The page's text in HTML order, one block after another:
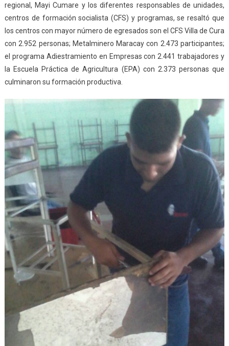
regional, Mayi Cumare y los diferentes responsables de unidades,
centros de formación socialista (CFS) y programas, se resaltó que
los centros con mayor número de egresados son el CFS Villa de Cura
con 2.952 personas; Metalminero Maracay con 2.473 participantes;
el programa Adiestramiento en Empresas con 2.441 trabajadores y
la Escuela Práctica de Agricultura (EPA) con 2.373 personas que
culminaron su formación productiva.